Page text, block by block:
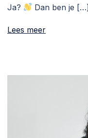
Ja?
Dan ben je
Lees meer